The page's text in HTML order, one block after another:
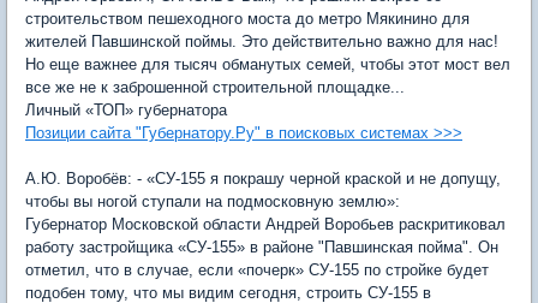
строительством пешеходного моста до метро Мякинино для
жителей Павшинской поймы. Это действительно важно для нас!
Но еще важнее для тысяч обманутых семей, чтобы этот мост вел
все же не к заброшенной строительной площадке...
Личный «ТОП» губернатора
Позиции сайта "Губернатору.Ру" в поисковых системах >>>
А.Ю. Воробёв: - «СУ-155 я покрашу черной краской и не допущу,
чтобы вы ногой ступали на подмосковную землю»:
Губернатор Московской области Андрей Воробьев раскритиковал
работу застройщика «СУ-155» в районе "Павшинская пойма". Он
отметил, что в случае, если «почерк» СУ-155 по стройке будет
подобен тому, что мы видим сегодня, строить СУ-155 в